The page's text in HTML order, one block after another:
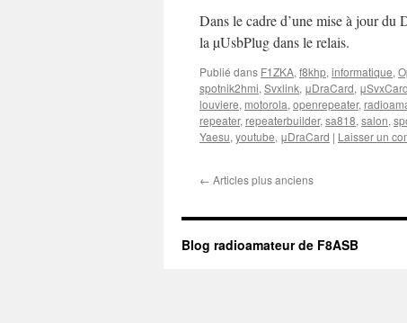
Dans le cadre d’une mise à jour
la µUsbPlug dans le relais.
Publié dans F1ZKA, f8khp, informatique,
spotnik2hmi, Svxlink, μDraCard, μSvxCard
louviere, motorola, openrepeater,
repeater, repeaterbuilder, sa818, salon,
Yaesu, youtube, μDraCard | Laisser un
← Articles plus anciens
Blog radioamateur de F8ASB